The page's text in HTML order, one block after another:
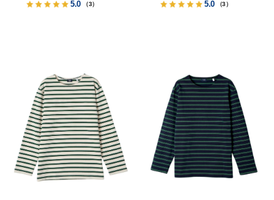
5.0 （3） 5.0 （3）